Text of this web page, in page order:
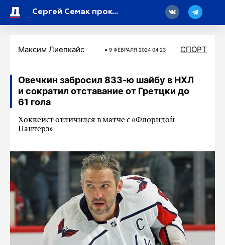
Сергей Семак прокомментировал опоздания Вендела и штрафы в отношении футболиста
Максим Лиепкайс 9 ФЕВРАЛЯ 2024 04:23 СПОРТ
Овечкин забросил 833-ю шайбу в НХЛ
и сократил отставание от Гретцки до
61 гола
Хоккеист отличился в матче с «Флоридой
Пантерз»